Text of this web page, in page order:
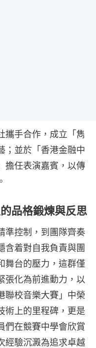
攜手合作，成立「雋
；並於「香港金融中
擔任表演嘉賓，以傳
品格鍛煉與反思
準控制，到團隊齊奏
含着對自我負責與團
舞台的壓力，這群僅
張化為前進動力，以
聯校音樂大賽」中榮
術上的里程碑，更是
在競賽中學會欣賞
經驗沉澱為追求卓越